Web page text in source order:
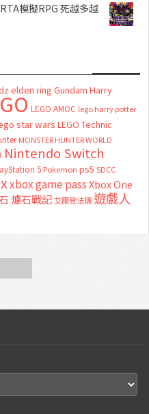
模擬RPG 死越多越
elden ring Gundam Harry
LEGO AMOC lego harry potter
star wars LEGO Technic
MONSTER HUNTER WORLD
Nintendo Switch
5 Pokemon ps5 SDCC
xbox game passXbox One
爐石戰記艾爾登法環 遊戲人